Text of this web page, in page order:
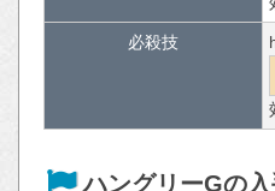
必殺技
ハングリーGの